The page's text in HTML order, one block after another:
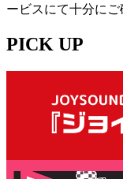
ービスにて十分にご
PICK UP